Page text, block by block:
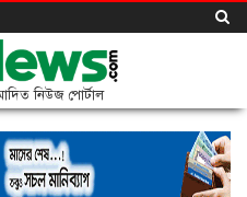
নিউজ পোর্টাল